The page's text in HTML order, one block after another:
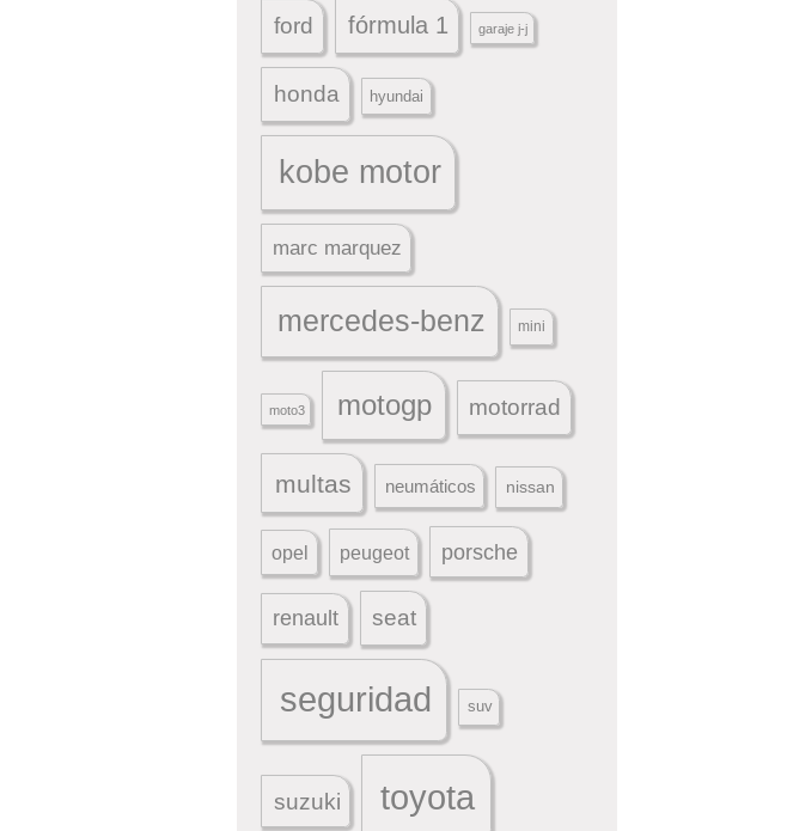
ford fórmula 1 garaje j-j
honda hyundai
kobe motor
marc marquez
mercedes-benz mini
moto3 motogp motorrad
multas neumáticos nissan
opel peugeot porsche
renault seat
seguridad suv
suzuki toyota